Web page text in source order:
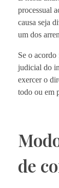
processual
causa seja
um dos
Se o
judicial do
exercer o
todo ou em
de